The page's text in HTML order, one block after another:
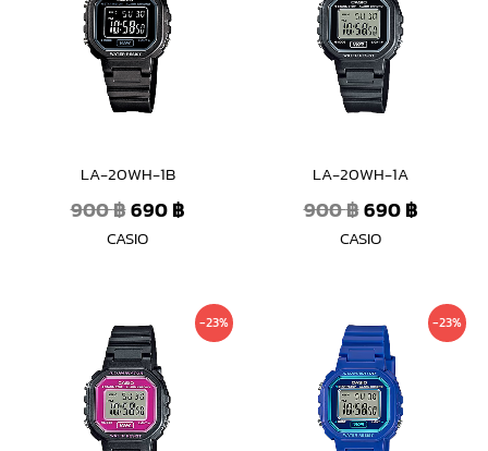
LA-20WH-1B
900฿
900 ฿.
690฿
CASIO
LA-20WH-1A
900฿
900 ฿.
690฿
CASIO
-23%
Original
price
was:
900 ฿.
Current
price
-23%
Original
price
was:
900 ฿.
Current
price